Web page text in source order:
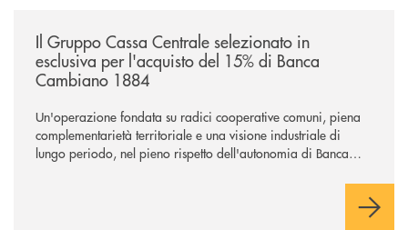
Il Gruppo Cassa Centrale selezionato in
esclusiva per l'acquisto del 15% di Banca
Cambiano 1884
Un'operazione fondata su radici cooperative comuni, piena
complementarietà territoriale e una visione industriale di
lungo periodo, nel pieno rispetto dell'autonomia di Banca
negoziazione esclusiva per la finalizzazione dell’operazione.